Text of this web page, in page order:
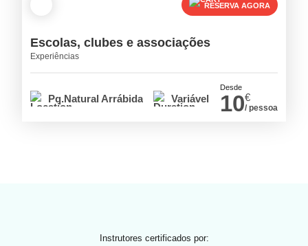
RESERVA AGORA
Escolas, clubes e associações
Experiências
Pq.Natural Arrábida Variável
Desde
10€
/ pessoa
Instrutores certificados por: